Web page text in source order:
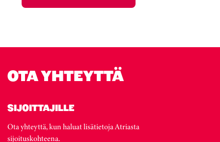
OTA YHTEYTTÄ
SIJOITTAJILLE
Ota yhteyttä, kun haluat lisätietoja Atriasta
sijoituskohteena.